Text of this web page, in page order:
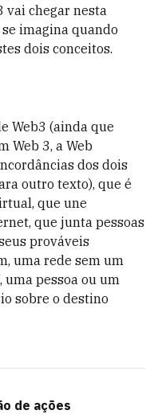
vai chegar nesta
imagina quando
dois conceitos.
Web3 (ainda que
Web 3, a Web
dos dois
outro texto), que é
que une
que junta pessoas
prováveis
uma rede sem um
uma pessoa ou um
sobre o destino
de ações